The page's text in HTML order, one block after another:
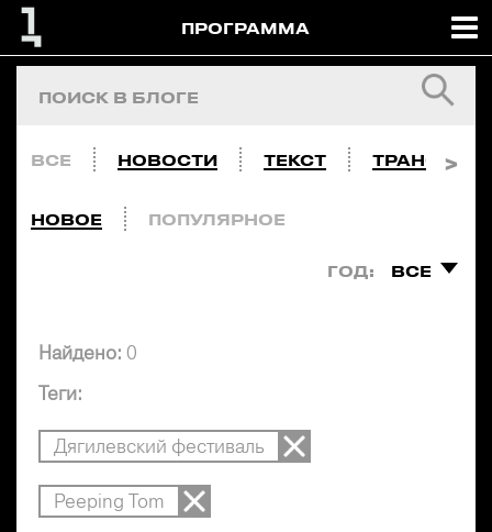
ПРОГРАММА
ВСЕ НОВОСТИ ТЕКСТ
НОВОЕ ПОПУЛЯРНОЕ
ГОД: ВСЕ
Найдено: 0
Теги:
Дягилевский фестиваль
Peeping Tom